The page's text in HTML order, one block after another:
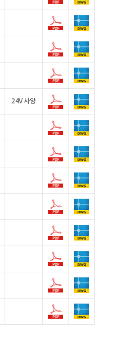
24V 사양